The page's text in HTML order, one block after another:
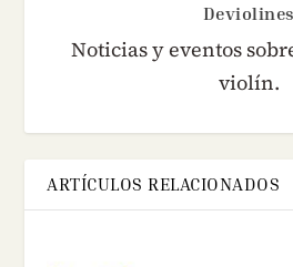
Deviolines
Noticias y eventos
violín.
ARTÍCULOS RELACIONADOS